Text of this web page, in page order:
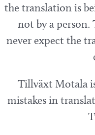
the translation is
not by a person.
never expect the
Tillväxt Motala
mistakes in